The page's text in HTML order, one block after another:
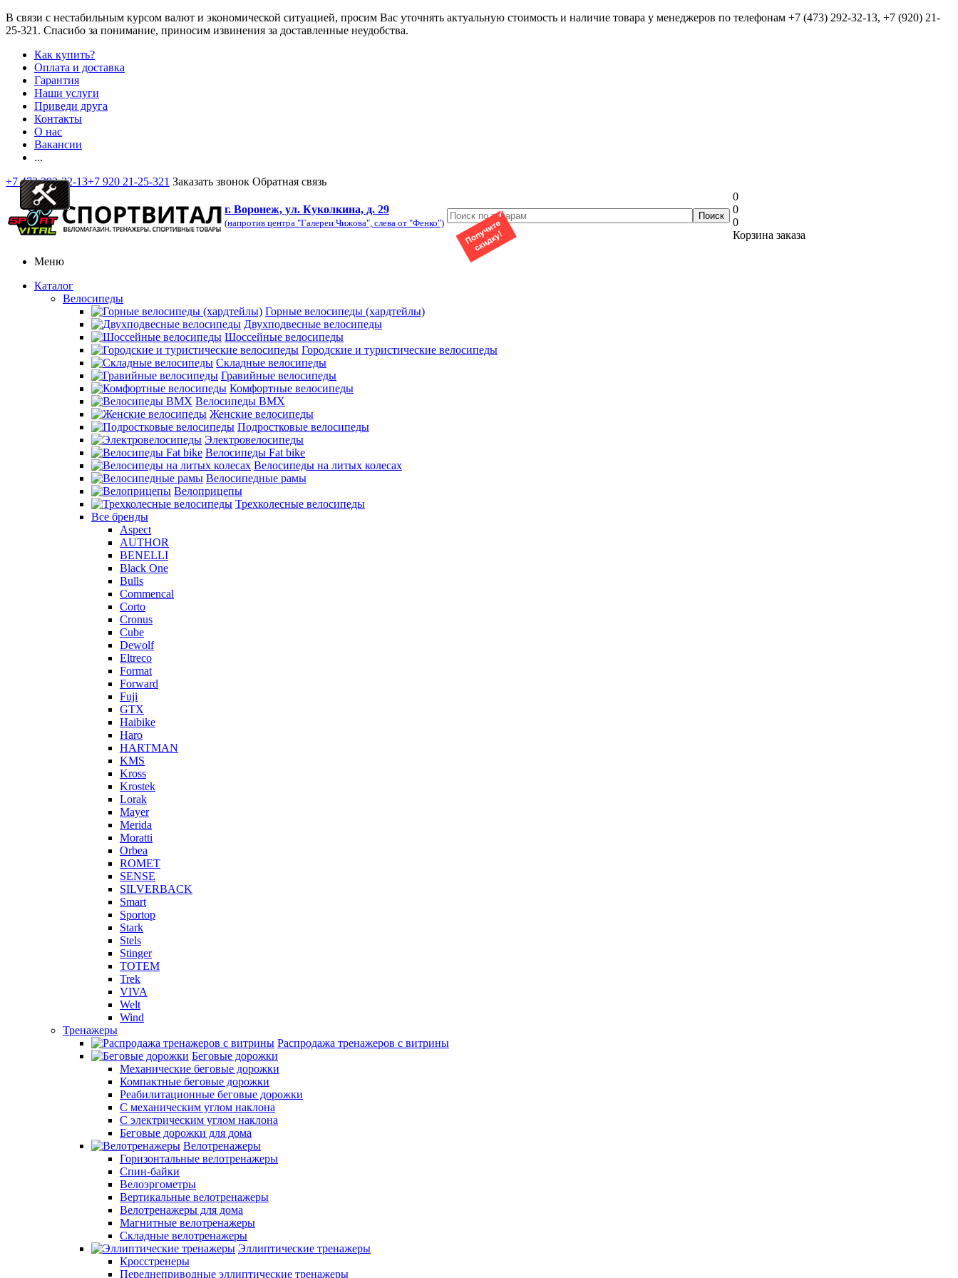
В связи с нестабильным курсом валют и экономической ситуацией, просим Вас уточнять актуальную стоимость и наличие товара у менеджеров по телефонам +7 (473) 292-32-13, +7 (920) 21-
25-321 . Спасибо за понимание, приносим извинения за доставленные неудобства.
Как купить?
Оплата и доставка
Гарантия
Наши услуги
Приведи друга
Контакты
О нас
Вакансии
...
+7 473 292-32-13+7 920 21-25-321 Заказать звонок Обратная связь
г. Воронеж, ул. Куколкина, д. 29
(напротив центра "Галереи Чижова", слева от "Фенко")
0
0
0
Корзина заказа
Меню
Каталог
Велосипеды
Горные велосипеды (хардтейлы)
Двухподвесные велосипеды
Шоссейные велосипеды
Городские и туристические велосипеды
Складные велосипеды
Гравийные велосипеды
Комфортные велосипеды
Велосипеды BMX
Женские велосипеды
Подростковые велосипеды
Электровелосипеды
Велосипеды Fat bike
Велосипеды на литых колесах
Велосипедные рамы
Велоприцепы
Трехколесные велосипеды
Все бренды
Aspect
AUTHOR
BENELLI
Black One
Bulls
Commencal
Corto
Cronus
Cube
Dewolf
Eltreco
Format
Forward
Fuji
GTX
Haibike
Haro
HARTMAN
KMS
Kross
Krostek
Lorak
Mayer
Merida
Moratti
Orbea
ROMET
SENSE
SILVERBACK
Smart
Sportop
Stark
Stels
Stinger
TOTEM
Trek
VIVA
Welt
Wind
Тренажеры
Распродажа тренажеров с витрины
Беговые дорожки
Механические беговые дорожки
Компактные беговые дорожки
Реабилитационные беговые дорожки
С механическим углом наклона
С электрическим углом наклона
Беговые дорожки для дома
Велотренажеры
Горизонтальные велотренажеры
Спин-байки
Велоэргометры
Вертикальные велотренажеры
Велотренажеры для дома
Магнитные велотренажеры
Складные велотренажеры
Эллиптические тренажеры
Кросстренеры
Переднеприводные эллиптические тренажеры